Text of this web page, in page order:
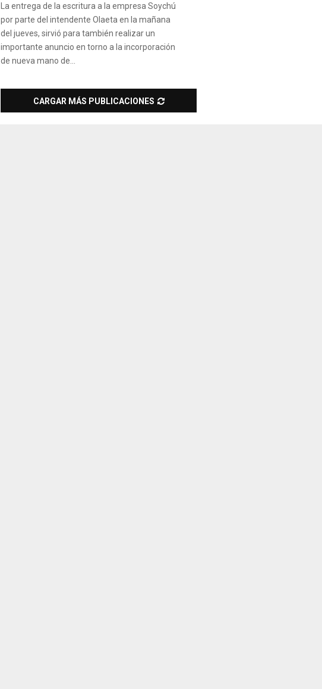
La entrega de la escritura a la empresa Soychú
por parte del intendente Olaeta en la mañana
del jueves, sirvió para también realizar un
importante anuncio en torno a la incorporación
de nueva mano de...
CARGAR MÁS PUBLICACIONES